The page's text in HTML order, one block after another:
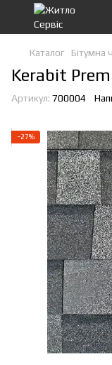
Каталог Бітумна
Kerabit
Артикул: 700004
−27%